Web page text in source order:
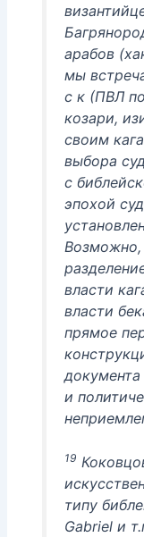
арабов
мы
с к (ПВЛ
козари,
своим
выбора
с
эпохой
Возможно,
власти
власти
прямое
и
19
типу
Gabriel и